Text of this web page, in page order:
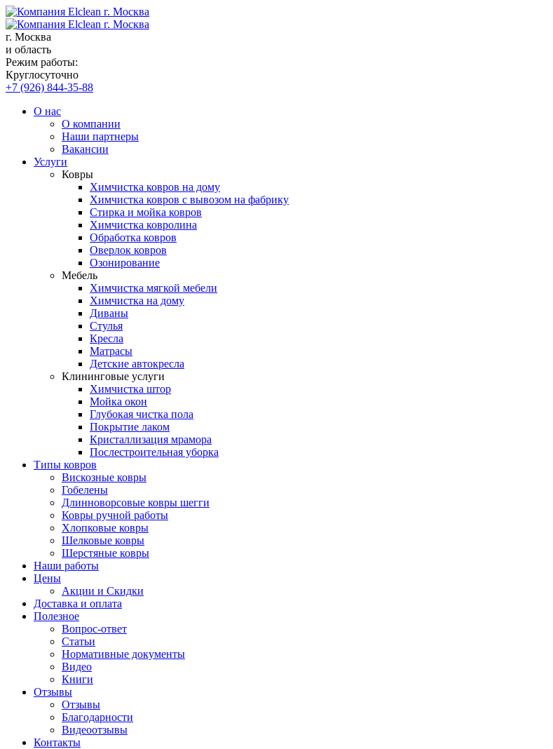
г. Москва
и область
Режим работы:
Круглосуточно
+7 (926) 844-35-88
О нас
О компании
Наши партнеры
Вакансии
Услуги
Ковры
Химчистка ковров на дому
Химчистка ковров с вывозом на фабрику
Стирка и мойка ковров
Химчистка ковролина
Обработка ковров
Оверлок ковров
Озонирование
Мебель
Химчистка мягкой мебели
Химчистка на дому
Диваны
Стулья
Кресла
Матрасы
Детские автокресла
Клининговые услуги
Химчистка штор
Мойка окон
Глубокая чистка пола
Покрытие лаком
Кристаллизация мрамора
Послестроительная уборка
Типы ковров
Вискозные ковры
Гобелены
Длинноворсовые ковры шегги
Ковры ручной работы
Хлопковые ковры
Шелковые ковры
Шерстяные ковры
Наши работы
Цены
Акции и Скидки
Доставка и оплата
Полезное
Вопрос-ответ
Статьи
Нормативные документы
Видео
Книги
Отзывы
Отзывы
Благодарности
Видеоотзывы
Контакты